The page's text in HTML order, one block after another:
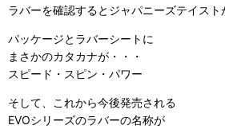
ラバーを確認するとジャパニーズテイスト
パッケージとラバーシートに
まさかのカタカナが・・・
スピード・スピン・パワー
そして、これから今後発売される
EVOシリーズのラバーの名称が